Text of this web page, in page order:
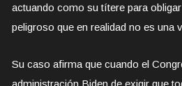
actuando como su títere para
peligroso que en realidad no es una
Su caso afirma que cuando el
administración Biden de exigir que